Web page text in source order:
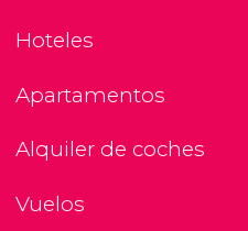
Hoteles
Apartamentos
Alquiler de coches
Vuelos